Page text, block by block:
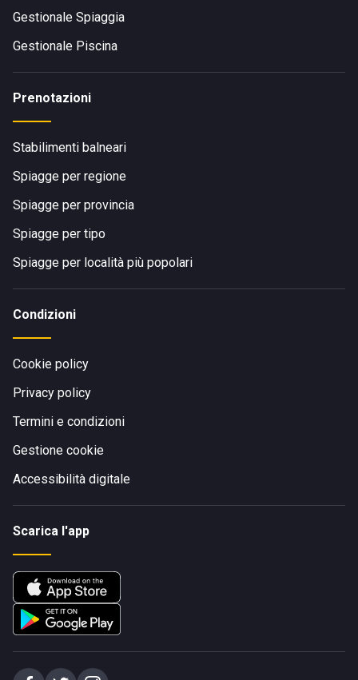
Gestionale Spiaggia
Gestionale Piscina
Prenotazioni
Stabilimenti balneari
Spiagge per regione
Spiagge per provincia
Spiagge per tipo
Spiagge per località più popolari
Condizioni
Cookie policy
Privacy policy
Termini e condizioni
Gestione cookie
Accessibilità digitale
Scarica l'app